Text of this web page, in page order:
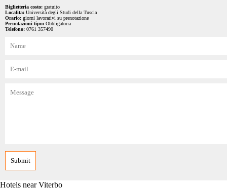
Biglietteria costo: gratuito
Localita: Università degli Studi della Tuscia
Orario: giorni lavorativi su prenotazione
Prenotazioni tipo: Obbligatoria
Telefono: 0761 357490
Hotels near Viterbo